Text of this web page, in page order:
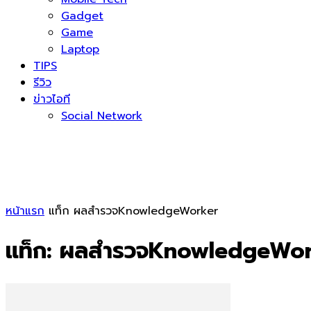
Gadget
Game
Laptop
TIPS
รีวิว
ข่าวไอที
Social Network
หน้าแรก แท็ก ผลสำรวจKnowledgeWorker
แท็ก: ผลสำรวจ